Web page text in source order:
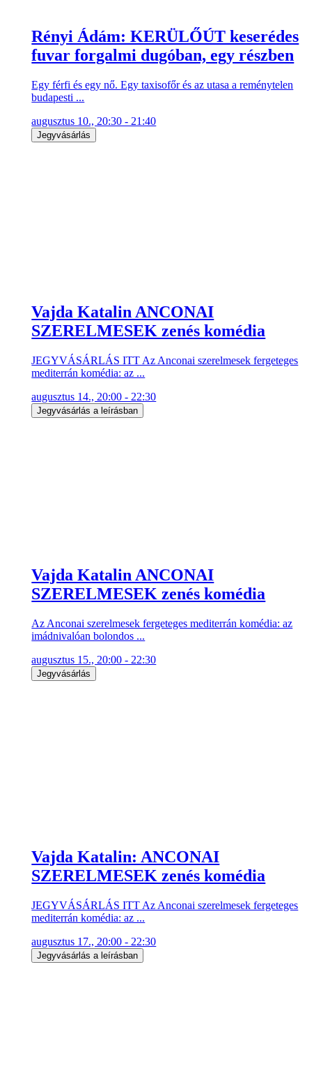
Rényi Ádám: KERÜLŐÚT keserédes
fuvar forgalmi dugóban, egy részben
Egy férfi és egy nő. Egy taxisofőr és az utasa a reménytelen
budapesti ...
augusztus 10., 20:30 - 21:40
Jegyvásárlás
Vajda Katalin ANCONAI
SZERELMESEK zenés komédia
JEGYVÁSÁRLÁS ITT Az Anconai szerelmesek fergeteges
mediterrán komédia: az ...
augusztus 14., 20:00 - 22:30
Jegyvásárlás a leírásban
Vajda Katalin ANCONAI
SZERELMESEK zenés komédia
Az Anconai szerelmesek fergeteges mediterrán komédia: az
imádnivalóan bolondos ...
augusztus 15., 20:00 - 22:30
Jegyvásárlás
Vajda Katalin: ANCONAI
SZERELMESEK zenés komédia
JEGYVÁSÁRLÁS ITT Az Anconai szerelmesek fergeteges
mediterrán komédia: az ...
augusztus 17., 20:00 - 22:30
Jegyvásárlás a leírásban